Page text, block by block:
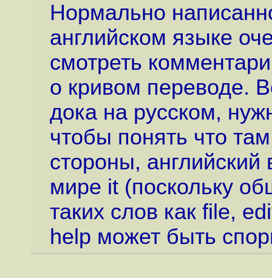
Нормально
английском языке
смотреть
о кривом переводе.
дока на русском,
чтобы понять что
стороны,
мире it (поскольку
таких слов как file,
help может быть